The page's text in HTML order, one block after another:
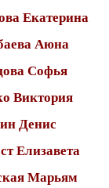
Екатерина
Аюна
Софья
Виктория
Денис
Елизавета
Марьям